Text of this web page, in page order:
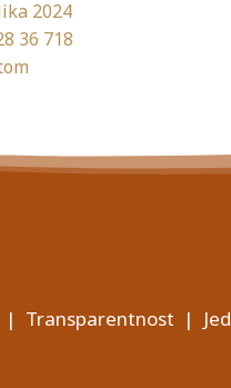
| Transparentnost |